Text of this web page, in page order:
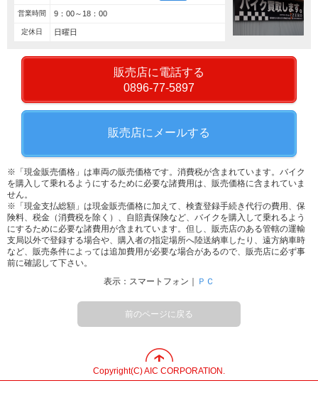
営業時間 9：00～18：00
定休日 日曜日
販売店に電話する
0896-77-5897
販売店にメールする
※「現金販売価格」は車両の販売価格です。消費税が含まれています。バイク
を購入して乗れるようにするために必要な諸費用は、販売価格に含まれていま
せん。
※「現金支払総額」は現金販売価格に加えて、検査登録手続き代行の費用、保
険料、税金（消費税を除く）、自賠責保険など、バイクを購入して乗れるよう
にするために必要な諸費用が含まれています。但し、販売店のある管轄の運輸
支局以外で登録する場合や、購入者の指定場所へ陸送納車したり、遠方納車時
など、販売条件によっては追加費用が必要な場合があるので、販売店に必ず事
前に確認して下さい。
表示：スマートフォン｜
ＰＣ
前のページに戻る
Copyright(C) AIC CORPORATION.